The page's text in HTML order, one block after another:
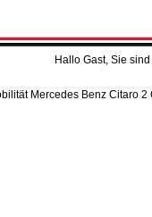
Hallo Gast, Sie
Mercedes Benz Citaro 2